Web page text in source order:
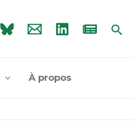
À propos